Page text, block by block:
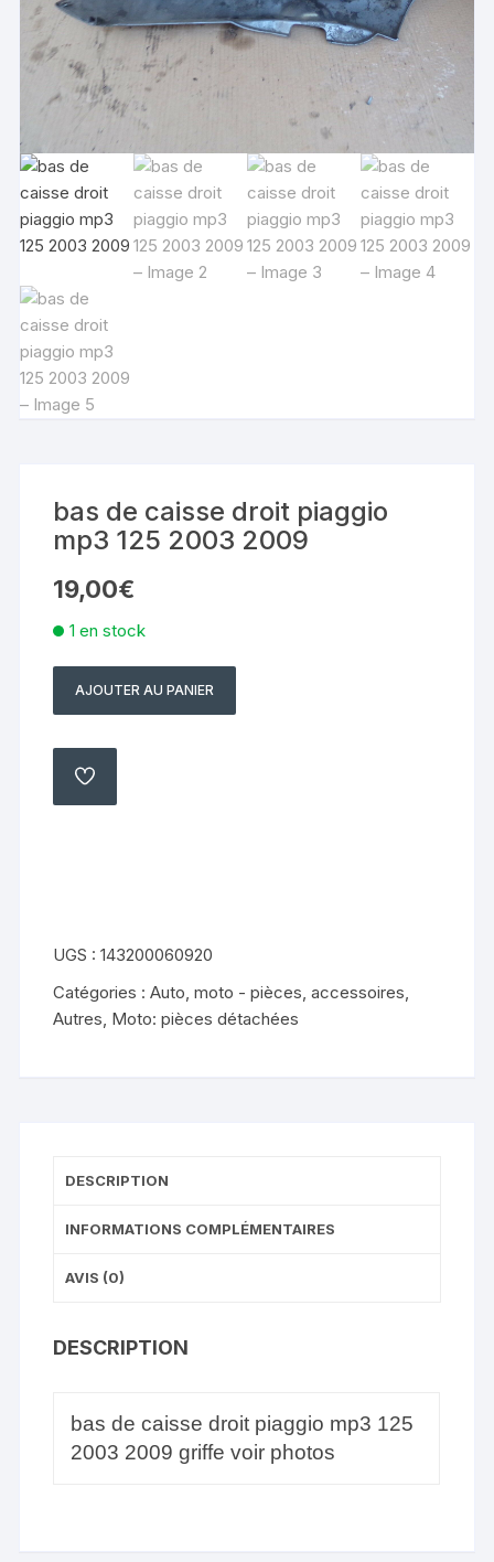
bas de caisse droit piaggio
mp3 125 2003 2009
19,00€
1 en stock
quantité
bas
caisse
2009
AJOUTER AU PANIER
AJOUTER
UGS :143200060920
Catégories :Auto, moto - pièces, accessoires
Autres Moto: pièces détachées
DESCRIPTION
INFORMATIONS COMPLÉMENTAIRES
AVIS (0)
DESCRIPTION
bas de caisse droit piaggio mp3 125
2003 2009 griffe voir photos